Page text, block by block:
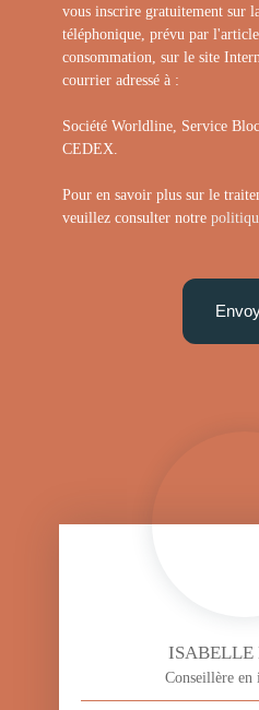
vous inscrire gratuitement sur
téléphonique, prévu par
consommation, sur le site
courrier adressé à :
Société Worldline, Service
CEDEX.
Pour en savoir plus sur le
veuillez consulter notre
ISABELLE
Conseillère